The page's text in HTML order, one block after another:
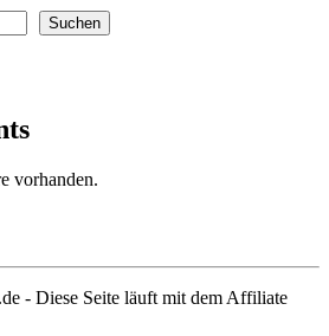
Suchen
vorhanden.
- Diese Seite läuft mit dem Affiliate